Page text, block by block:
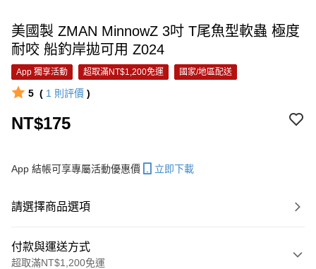
美國製 ZMAN MinnowZ 3吋 T尾魚型軟蟲 極度
耐咬 船釣岸拋可用 Z024
App 獨享活動 超取滿NT$1,200免運 國家/地區配送
5 ( 1 則評價 )
NT$175
App 結帳可享專屬活動優惠價 立即下載
請選擇商品選項
付款與運送方式
超取滿NT$1,200免運